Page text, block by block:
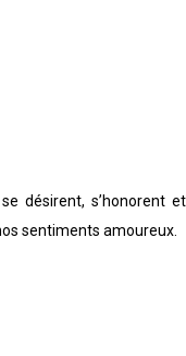
désirent, s’honorent
sentiments amoureux.